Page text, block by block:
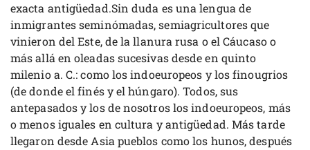
exacta antigüedad.Sin duda es una lengua de
inmigrantes seminómadas, semiagricultores que
vinieron del Este, de la llanura rusa o el Cáucaso o
más allá en oleadas sucesivas desde en quinto
milenio a. C.: como los indoeuropeos y los finougrios
(de donde el finés y el húngaro). Todos, sus
antepasados y los de nosotros los indoeuropeos, más
o menos iguales en cultura y antigüedad. Más tarde
llegaron desde Asia pueblos como los hunos, después